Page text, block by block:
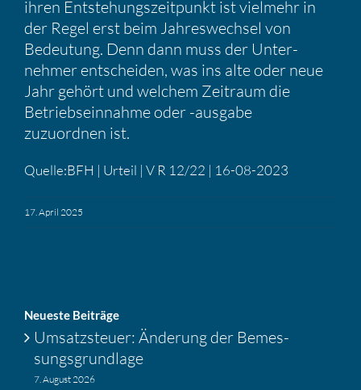
ihren Entste­hungs­zeit­punkt ist vielmehr in
der Regel erst beim Jahres­wechsel von
Bedeu­tung. Denn dann muss der Unter­
nehmer entscheiden, was ins alte oder neue
Jahr gehört und welchem Zeitraum die
Betriebs­ein­nahme oder -ausgabe
zuzuordnen ist.
Quelle:BFH | Urteil | V R 12/22 | 16-08-2023
17. April 2025
Neueste Beiträge
Umsatz­steuer: Änderung der Bemes­
sungs­grund­lage
7. August 2026